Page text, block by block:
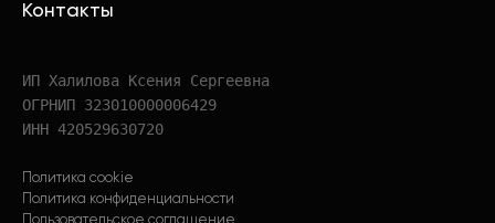
Контакты
ИП Халилова Ксения Сергеевна
ОГРНИП 323010000006429
ИНН 420529630720
Политика cookie
Политика конфиденциальности